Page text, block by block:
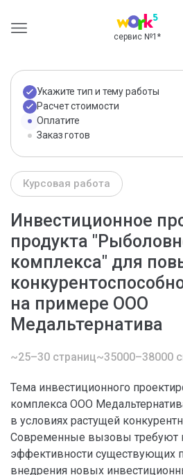
сервис №1 *
Укажите тип и тему работы
Расчет стоимости
Оплатите
Заказ готов
Курсовая работа
Инвестиционное
продукта
комплекса" для
на примере ООО
Медальтернатива
~25–30 страниц~35000–38000
Тема инвестиционного
комплекса ООО
в условиях растущей
Современные вызовы требуют
эффективности существующих
внедрения новых